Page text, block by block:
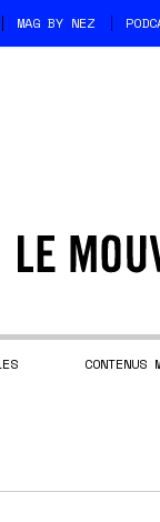
MAG BY NEZ
CONTENUS